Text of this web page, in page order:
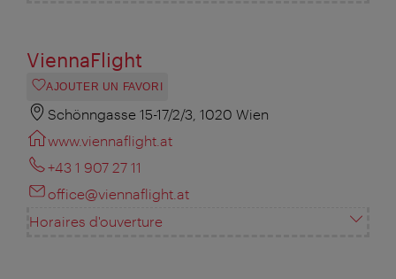
ViennaFlight
AJOUTER UN FAVORI
Schönngasse 15-17/2/3, 1020 Wien
www.viennaflight.at
+43 1 907 27 11
office@viennaflight.at
Horaires d'ouverture